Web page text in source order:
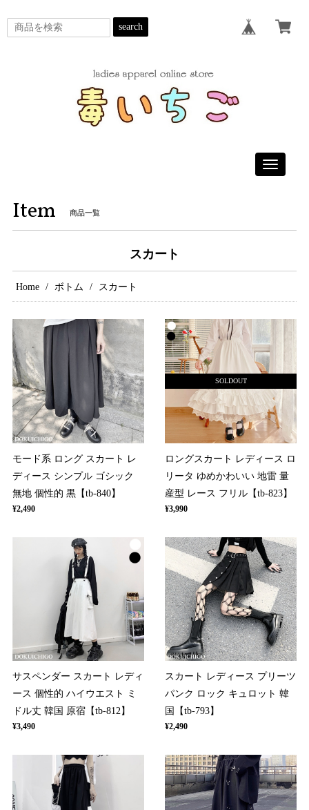
search
Toggle
Item 商品一覧
スカート
Home ボトム スカート
モード系 ロング スカート レ
ディース シンプル ゴシック
無地 個性的 黒【tb-840】
¥2,490
SOLDOUT
ロングスカート レディース ロ
リータ ゆめかわいい 地雷 量
産型 レース フリル【tb-823】
¥3,990
サスペンダー スカート レディ
ース 個性的 ハイウエスト ミ
ドル丈 韓国 原宿【tb-812】
¥3,490
スカート レディース プリーツ
パンク ロック キュロット 韓
国【tb-793】
¥2,490